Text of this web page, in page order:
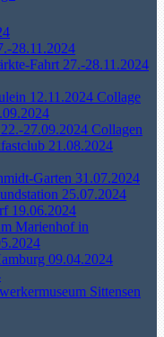
28.11.2024
Fahrt 27.-28.11.2024
12.11.2024 Collage
27.09.2024 Collagen
21.08.2024
Garten 31.07.2024
25.07.2024
19.06.2024
Marienhof in
09.04.2024
Sittensen